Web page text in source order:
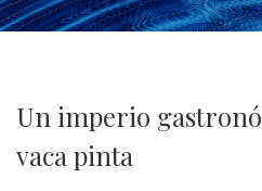
Un imperio
vaca pinta